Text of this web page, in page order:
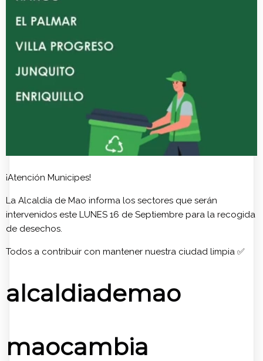
¡Atención Municipes!
La Alcaldía de Mao informa los sectores que serán
intervenidos este LUNES 16 de Septiembre para la recogida
de desechos.
Todos a contribuir con mantener nuestra ciudad limpia ✅️
alcaldiademao
maocambia